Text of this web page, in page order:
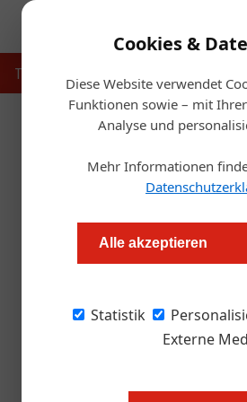
Cookies &
Diese Website verwendet
Funktionen sowie – mit
Analyse und
Mehr Informationen
Alle akzeptieren
Statistik
Externe
Touristik
Warum
Alexander Grübling
Drei Fragen an
geschätzt werden.
ÖGZ: Herr